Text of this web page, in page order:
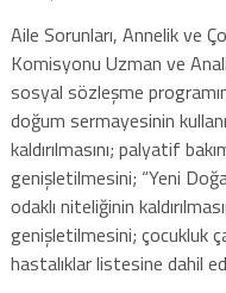
Aile Sorunları, Annelik ve
Komisyonu Uzman ve
sosyal sözleşme
doğum sermayesinin
kaldırılmasını; palyatif
genişletilmesini; “Yeni
odaklı niteliğinin
genişletilmesini; çocukluk
hastalıklar listesine dahil